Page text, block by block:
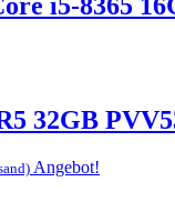
i5-8365
32GB
Angebot!